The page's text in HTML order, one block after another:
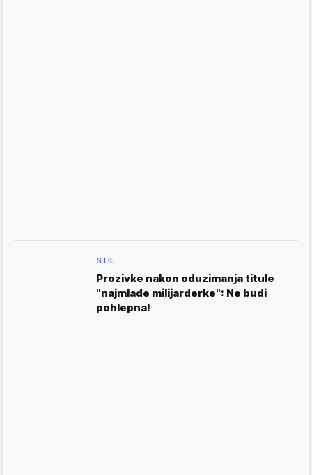
STIL
Prozivke nakon oduzimanja titule
"najmlađe milijarderke": Ne budi
pohlepna!